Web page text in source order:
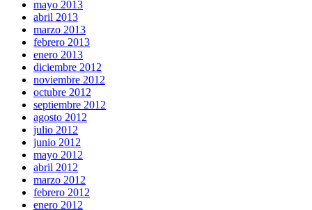
mayo 2013
abril 2013
marzo 2013
febrero 2013
enero 2013
diciembre 2012
noviembre 2012
octubre 2012
septiembre 2012
agosto 2012
julio 2012
junio 2012
mayo 2012
abril 2012
marzo 2012
febrero 2012
enero 2012